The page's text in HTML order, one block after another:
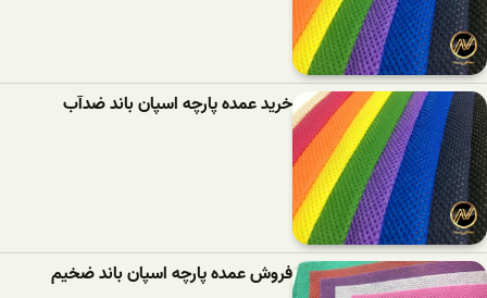
خرید عمده پارچه اسپان باند ضدآب
فروش عمده پارچه اسپان باند ضخیم